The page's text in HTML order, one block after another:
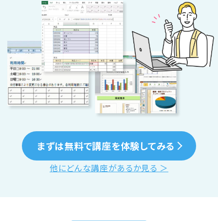
まずは無料で講座を体験してみる
他にどんな講座があるか見る ＞